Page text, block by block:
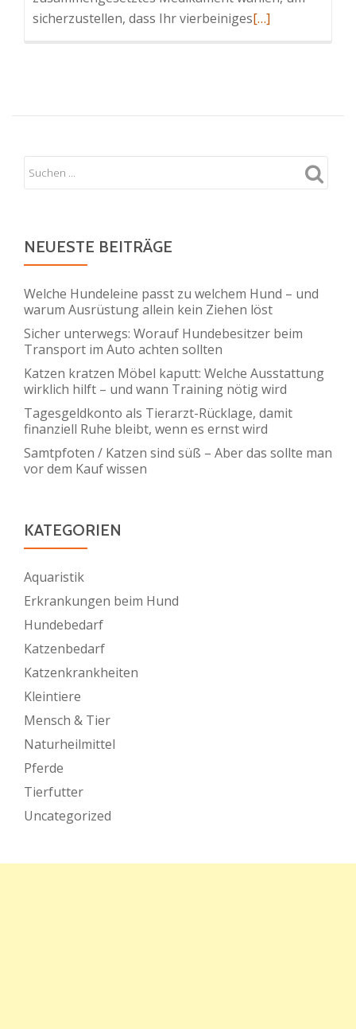
sicherzustellen, dass Ihr vierbeinigesRead
Medikamente?
[…]
NEUESTE BEITRÄGE
Welche Hundeleine passt zu welchem Hund – und
warum Ausrüstung allein kein Ziehen löst
Sicher unterwegs: Worauf Hundebesitzer beim
Transport im Auto achten sollten
Katzen kratzen Möbel kaputt: Welche Ausstattung
wirklich hilft – und wann Training nötig wird
Tagesgeldkonto als Tierarzt-Rücklage, damit
finanziell Ruhe bleibt, wenn es ernst wird
Samtpfoten / Katzen sind süß – Aber das sollte man
vor dem Kauf wissen
KATEGORIEN
Aquaristik
Erkrankungen beim Hund
Hundebedarf
Katzenbedarf
Katzenkrankheiten
Kleintiere
Mensch & Tier
Naturheilmittel
Pferde
Tierfutter
Uncategorized